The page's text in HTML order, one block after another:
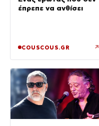
έπρεπε να ανθίσει
COUSCOUS.GR ↗